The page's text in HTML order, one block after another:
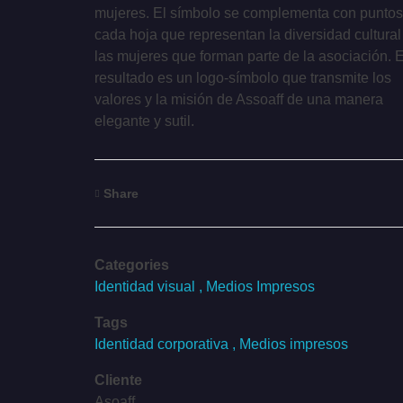
mujeres. El símbolo se complementa con
cada hoja que representan la diversidad cultural
las mujeres que forman parte de la asociación. El
resultado es un logo-símbolo que transmite los
valores y la misión de Assoaff de una manera
elegante y sutil.
Share
Categories
Identidad visual
Medios Impresos
Tags
Identidad corporativa
Medios impresos
Cliente